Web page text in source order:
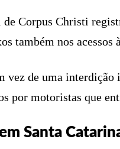
de Corpus Christi
também nos acessos
de uma interdição
por motoristas que
Santa